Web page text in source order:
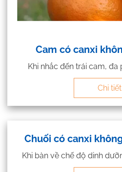
Cam có canxi
Khi nhắc đến trái cam, đa
Chi tiết
Chuối có canxi
Khi bàn về chế độ dinh